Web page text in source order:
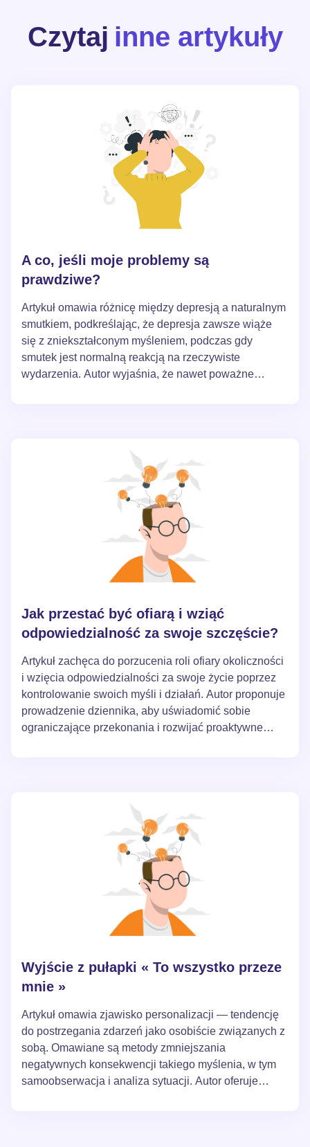
Czytaj inne artykuły
A co, jeśli moje problemy są
prawdziwe?
Artykuł omawia różnicę między depresją a naturalnym
smutkiem, podkreślając, że depresja zawsze wiąże
się z zniekształconym myśleniem, podczas gdy
smutek jest normalną reakcją na rzeczywiste
wydarzenia. Autor wyjaśnia, że nawet poważne
zniekształconych myśli może znacznie pomóc w
radzeniu sobie z depresją, oddzielając ją od
naturalnego smutku wywołanego okolicznościami
Jak przestać być ofiarą i wziąć
odpowiedzialność za swoje szczęście?
Artykuł zachęca do porzucenia roli ofiary okoliczności
i wzięcia odpowiedzialności za swoje życie poprzez
kontrolowanie swoich myśli i działań. Autor proponuje
prowadzenie dziennika, aby uświadomić sobie
ograniczające przekonania i rozwijać proaktywne
Wyjście z pułapki « To wszystko przeze
mnie »
Artykuł omawia zjawisko personalizacji — tendencję
do postrzegania zdarzeń jako osobiście związanych z
sobą. Omawiane są metody zmniejszania
negatywnych konsekwencji takiego myślenia, w tym
samoobserwacja i analiza sytuacji. Autor oferuje